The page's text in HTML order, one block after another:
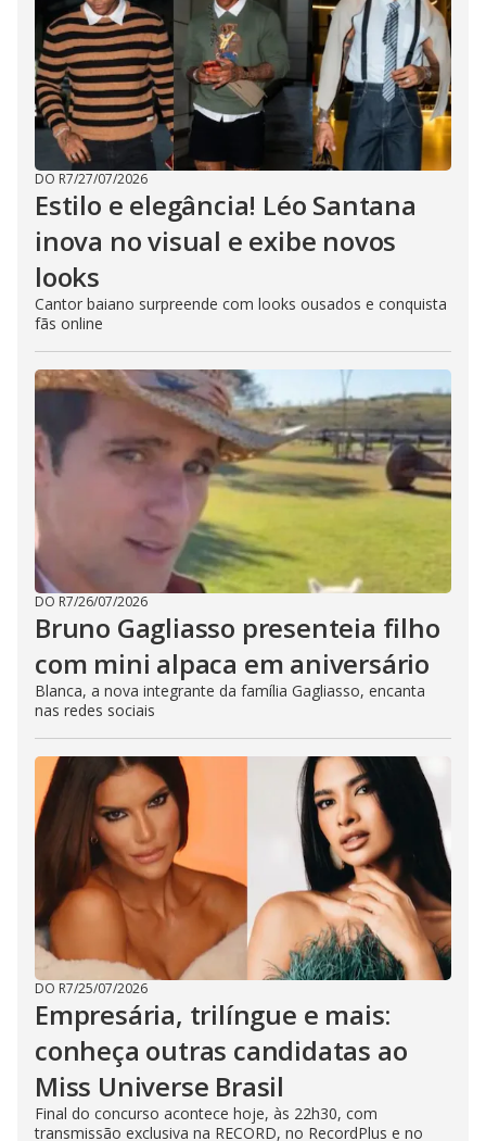
DO R7/27/07/2026
Estilo e elegância! Léo Santana
inova no visual e exibe novos
looks
Cantor baiano surpreende com looks ousados e conquista
fãs online
DO R7/26/07/2026
Bruno Gagliasso presenteia filho
com mini alpaca em aniversário
Blanca, a nova integrante da família Gagliasso, encanta
nas redes sociais
DO R7/25/07/2026
Empresária, trilíngue e mais:
conheça outras candidatas ao
Miss Universe Brasil
Final do concurso acontece hoje, às 22h30, com
transmissão exclusiva na RECORD, no RecordPlus e no